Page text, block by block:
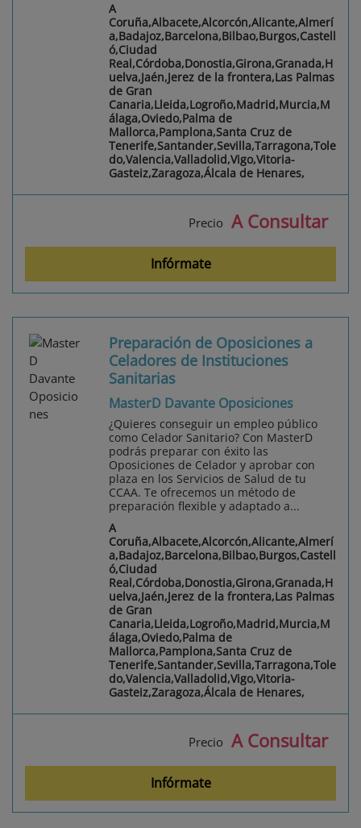
A
Coruña,Albacete,Alcorcón,Alicante,Almerí
a,Badajoz,Barcelona,Bilbao,Burgos,Castell
ó,Ciudad
Real,Córdoba,Donostia,Girona,Granada,H
uelva,Jaén,Jerez de la frontera,Las Palmas
de Gran
Canaria,Lleida,Logroño,Madrid,Murcia,M
álaga,Oviedo,Palma de
Mallorca,Pamplona,Santa Cruz de
Tenerife,Santander,Sevilla,Tarragona,Tole
do,Valencia,Valladolid,Vigo,Vitoria-
Gasteiz,Zaragoza,Álcala de Henares,
Precio A Consultar
Infórmate
Preparación de Oposiciones a
Celadores de Instituciones
Sanitarias
MasterD Davante Oposiciones
¿Quieres conseguir un empleo público
como Celador Sanitario? Con MasterD
podrás preparar con éxito las
Oposiciones de Celador y aprobar con
plaza en los Servicios de Salud de tu
CCAA. Te ofrecemos un método de
preparación flexible y adaptado a...
A
Coruña,Albacete,Alcorcón,Alicante,Almerí
a,Badajoz,Barcelona,Bilbao,Burgos,Castell
ó,Ciudad
Real,Córdoba,Donostia,Girona,Granada,H
uelva,Jaén,Jerez de la frontera,Las Palmas
de Gran
Canaria,Lleida,Logroño,Madrid,Murcia,M
álaga,Oviedo,Palma de
Mallorca,Pamplona,Santa Cruz de
Tenerife,Santander,Sevilla,Tarragona,Tole
do,Valencia,Valladolid,Vigo,Vitoria-
Gasteiz,Zaragoza,Álcala de Henares,
Precio A Consultar
Infórmate